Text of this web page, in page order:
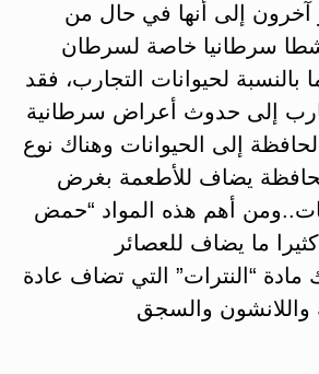
آخرون إلى أنها في حال من
سرطانيا خاصة لسرطان
بالنسبة لحيوانات التجارب، فقد
إلى حدوث أعراض سرطانية
إلى الحيوانات وهناك نوع
يضاف للأطعمة بغرض
أهم هذه المواد “حمض
ما يضاف للعصائر
مادة “النترات” التي تضاف عادة
واللانشون والسجق